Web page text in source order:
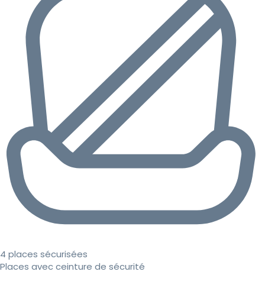
4 places sécurisées
Places avec ceinture de sécurité